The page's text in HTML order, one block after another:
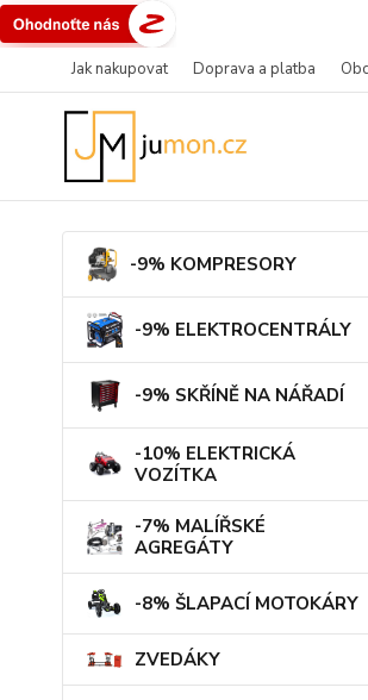
Jak nakupovat Doprava a platba
-9% KOMPRESORY
-9% ELEKTROCENTRÁLY
-9% SKŘÍNĚ NA NÁŘADÍ
-10% ELEKTRICKÁ
VOZÍTKA
-7% MALÍŘSKÉ
AGREGÁTY
-8% ŠLAPACÍ MOTOKÁRY
ZVEDÁKY